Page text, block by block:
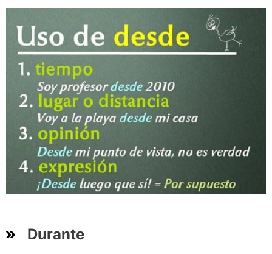
Durante